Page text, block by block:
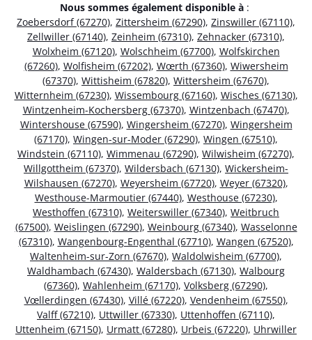
Nous sommes également disponible à :
Zoebersdorf (67270), Zittersheim (67290), Zinswiller (67110),
Zellwiller (67140), Zeinheim (67310), Zehnacker (67310),
Wolxheim (67120), Wolschheim (67700), Wolfskirchen
(67260), Wolfisheim (67202), Wœrth (67360), Wiwersheim
(67370), Wittisheim (67820), Wittersheim (67670),
Witternheim (67230), Wissembourg (67160), Wisches (67130),
Wintzenheim-Kochersberg (67370), Wintzenbach (67470),
Wintershouse (67590), Wingersheim (67270), Wingersheim
(67170), Wingen-sur-Moder (67290), Wingen (67510),
Windstein (67110), Wimmenau (67290), Wilwisheim (67270),
Willgottheim (67370), Wildersbach (67130), Wickersheim-
Wilshausen (67270), Weyersheim (67720), Weyer (67320),
Westhouse-Marmoutier (67440), Westhouse (67230),
Westhoffen (67310), Weiterswiller (67340), Weitbruch
(67500), Weislingen (67290), Weinbourg (67340), Wasselonne
(67310), Wangenbourg-Engenthal (67710), Wangen (67520),
Waltenheim-sur-Zorn (67670), Waldolwisheim (67700),
Waldhambach (67430), Waldersbach (67130), Walbourg
(67360), Wahlenheim (67170), Volksberg (67290),
Vœllerdingen (67430), Villé (67220), Vendenheim (67550),
Valff (67210), Uttwiller (67330), Uttenhoffen (67110),
Uttenheim (67150), Urmatt (67280), Urbeis (67220), Uhrwiller